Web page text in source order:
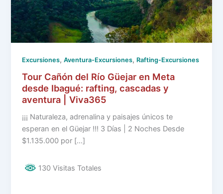
Excursiones,Aventura-Excursiones, Rafting-Excursiones
Tour Cañón del Río Güejar en Meta
desde Ibagué: rafting, cascadas y
aventura | Viva365
¡¡¡ Naturaleza, adrenalina y paisajes únicos te
esperan en el Güejar !!! 3 Días | 2 Noches Desde
$1.135.000 por […]
130 Visitas Totales